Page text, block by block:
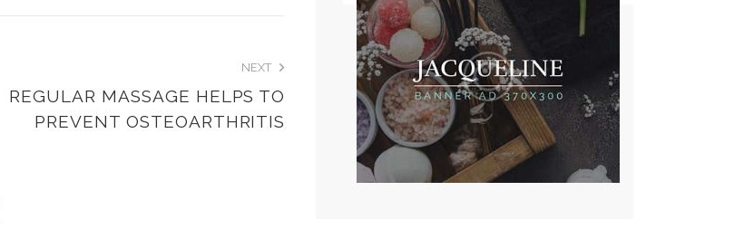
NEXT
REGULAR MASSAGE HELPS TO
PREVENT OSTEOARTHRITIS